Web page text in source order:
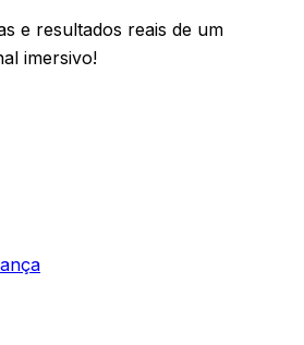
e resultados reais de um
imersivo!